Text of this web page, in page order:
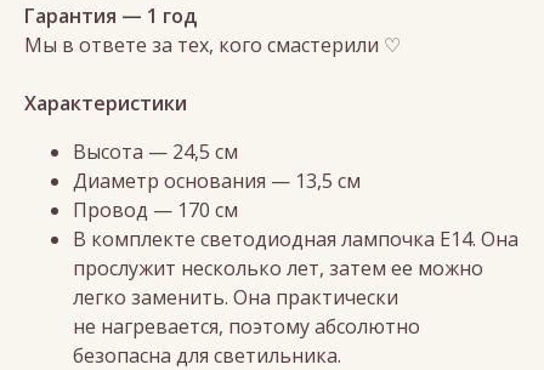
Гарантия — 1 год
Мы в ответе за тех, кого смастерили ♡
Характеристики
Высота — 24,5 см
Диаметр основания — 13,5 см
Провод — 170 см
В комплекте светодиодная лампочка Е14. Она
прослужит несколько лет, затем ее можно
легко заменить. Она практически
не нагревается, поэтому абсолютно
безопасна для светильника.